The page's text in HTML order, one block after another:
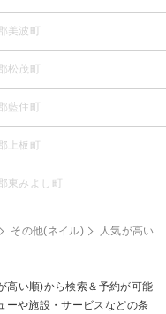
美波町
松茂町
藍住町
上板町
東みよし町
その他(ネイル)
人気が高い
高い順)から検索＆予約が可能
ーや施設・サービスなどの条